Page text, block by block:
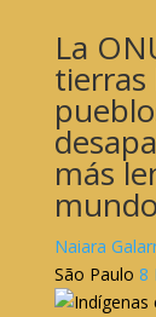
La
tierras
más
mundo
Naiara
São Paulo 8